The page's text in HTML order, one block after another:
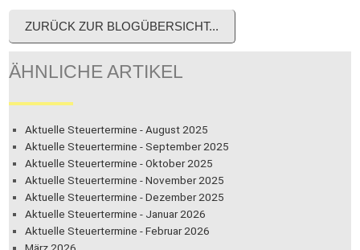
ZURÜCK ZUR BLOGÜBERSICHT...
ÄHNLICHE ARTIKEL
Aktuelle Steuertermine - August 2025
Aktuelle Steuertermine - September 2025
Aktuelle Steuertermine - Oktober 2025
Aktuelle Steuertermine - November 2025
Aktuelle Steuertermine - Dezember 2025
Aktuelle Steuertermine - Januar 2026
Aktuelle Steuertermine - Februar 2026